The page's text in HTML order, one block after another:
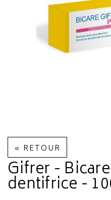
« RETOUR
Gifrer -
dentifrice -